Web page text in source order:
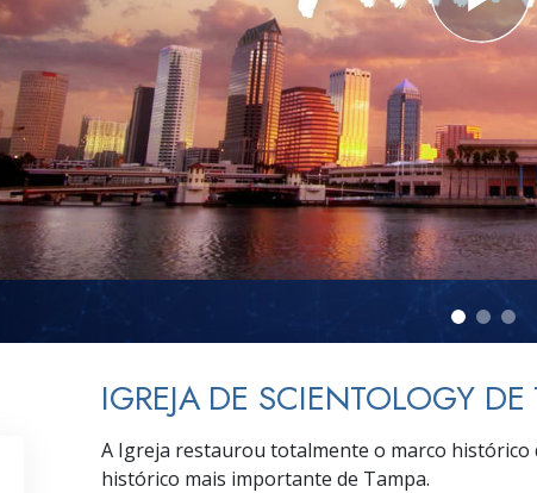
O que é a Grandeza?
IGREJA DE SCIENTOLOGY DE
A Igreja restaurou totalmente o marco histórico
histórico mais importante de Tampa.